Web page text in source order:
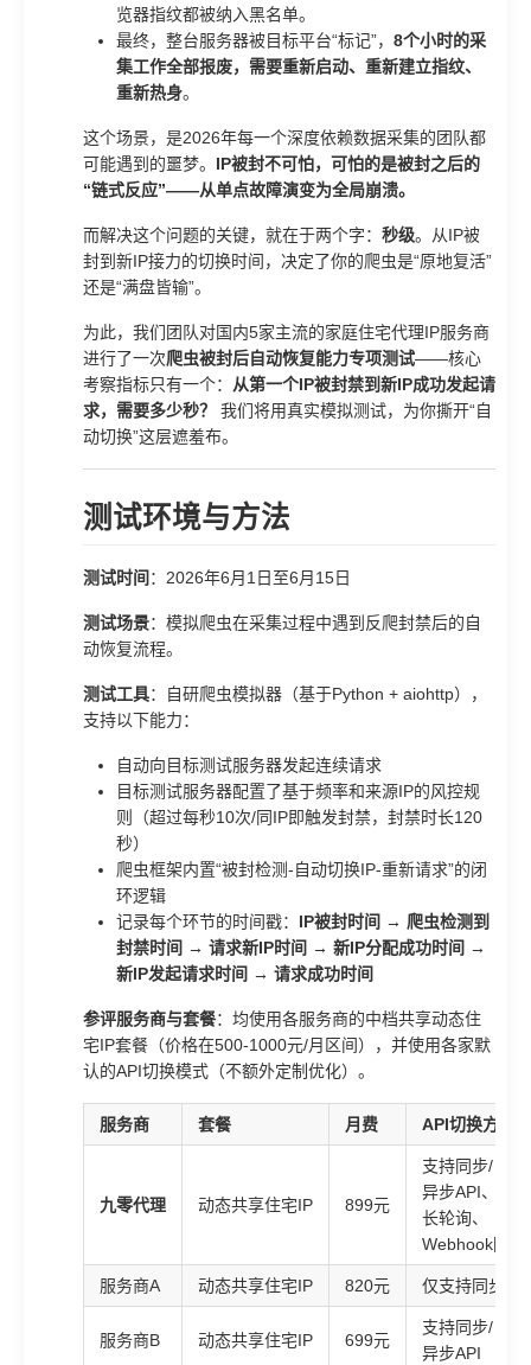
览器指纹都被纳入黑名单。
最终，整台服务器被目标平台“标记”， 8个小时的采
集工作全部报废，需要重新启动、重新建立指纹、
重新热身。
这个场景，是2026年每一个深度依赖数据采集的团队都
可能遇到的噩梦。 IP被封不可怕，可怕的是被封之后的
“链式反应”——从单点故障演变为全局崩溃。
而解决这个问题的关键，就在于两个字： 秒级。从IP被
封到新IP接力的切换时间，决定了你的爬虫是“原地复活”
还是“满盘皆输”。
为此，我们团队对国内5家主流的家庭住宅代理IP服务商
进行了一次爬虫被封后自动恢复能力专项测试——核心
考察指标只有一个： 从第一个IP被封禁到新IP成功发起请
求，需要多少秒？
我们将用真实模拟测试，为你撕开“自
动切换”这层遮羞布。
测试环境与方法
测试时间 ：2026年6月1日至6月15日
测试场景：模拟爬虫在采集过程中遇到反爬封禁后的自
动恢复流程。
测试工具：自研爬虫模拟器（基于Python + aiohttp），
支持以下能力：
自动向目标测试服务器发起连续请求
目标测试服务器配置了基于频率和来源IP的风控规
则（超过每秒10次/同IP即触发封禁，封禁时长120
秒）
爬虫框架内置“被封检测-自动切换IP-重新请求”的闭
环逻辑
记录每个环节的时间戳： IP被封时间 → 爬虫检测到
封禁时间 → 请求新IP时间 → 新IP分配成功时间 →
新IP发起请求时间 → 请求成功时间
参评服务商与套餐：均使用各服务商的中档共享动态住
宅IP套餐（价格在500-1000元/月区间），并使用各家默
认的API切换模式（不额外定制优化）。
服务商 套餐 月费 API切换方式
九零代理 动态共享住宅IP 899元
支持同步/
异步API、
长轮询、
Webhook回调
服务商A 动态共享住宅IP 820元 仅支持同步API
服务商B 动态共享住宅IP 699元
支持同步/
异步API